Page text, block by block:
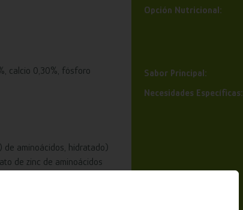
calcio 0,30%, fósforo
aminoácidos, hidratado)
de zinc de aminoácidos
Opción Nutricional:
Sabor Principal:
Necesidades Específicas: